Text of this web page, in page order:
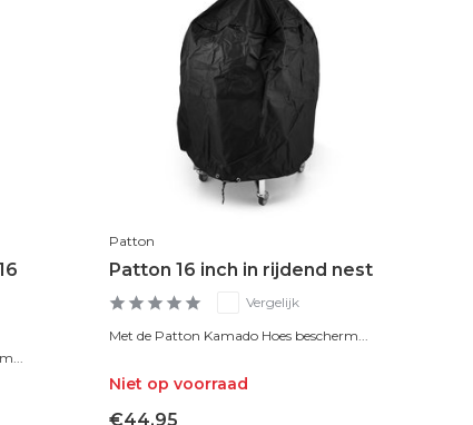
Patton
Patton 16 inch in rijdend nest
Vergelijk
Met de Patton Kamado Hoes bescherm...
Niet op voorraad
€44,95